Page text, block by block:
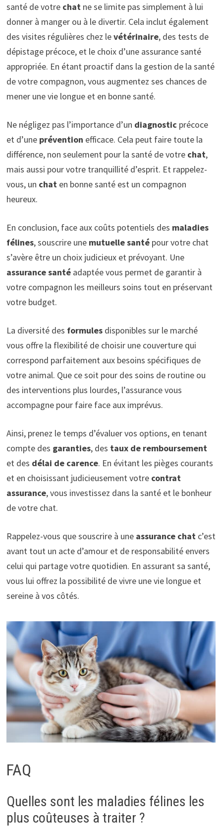
santé de votre chatne se limite pas simplement à lui
donner à manger ou à le divertir. Cela inclut également
des visites régulières chez levétérinaire, des tests de
dépistage précoce, et le choix d’une assurance santé
appropriée. En étant proactif dans la gestion de la santé
de votre compagnon, vous augmentez ses chances de
mener une vie longue et en bonne santé.
Ne négligez pas l’importance d’un diagnostic précoce
et d’une prévention efficace. Cela peut faire toute la
différence, non seulement pour la santé de votre chat,
mais aussi pour votre tranquillité d’esprit. Et rappelez-
vous, un chaten bonne santé est un compagnon
heureux.
En conclusion, face aux coûts potentiels des maladies
félines, souscrire une mutuelle santépour votre chat
s’avère être un choix judicieux et prévoyant. Une
assurance santéadaptée vous permet de garantir à
votre compagnon les meilleurs soins tout en préservant
votre budget.
La diversité des formulesdisponibles sur le marché
vous offre la flexibilité de choisir une couverture qui
correspond parfaitement aux besoins spécifiques de
votre animal. Que ce soit pour des soins de routine ou
des interventions plus lourdes, l’assurance vous
accompagne pour faire face aux imprévus.
Ainsi, prenez le temps d’évaluer vos options, en tenant
compte des garanties, des taux de remboursement
et des délai de carence. En évitant les pièges courants
et en choisissant judicieusement votre contrat
assurance, vous investissez dans la santé et le bonheur
de votre chat.
Rappelez-vous que souscrire à une assurance chatc’est
avant tout un acte d’amour et de responsabilité envers
celui qui partage votre quotidien. En assurant sa santé,
vous lui offrez la possibilité de vivre une vie longue et
sereine à vos côtés.
FAQ
Quelles sont les maladies félines les
plus coûteuses à traiter ?